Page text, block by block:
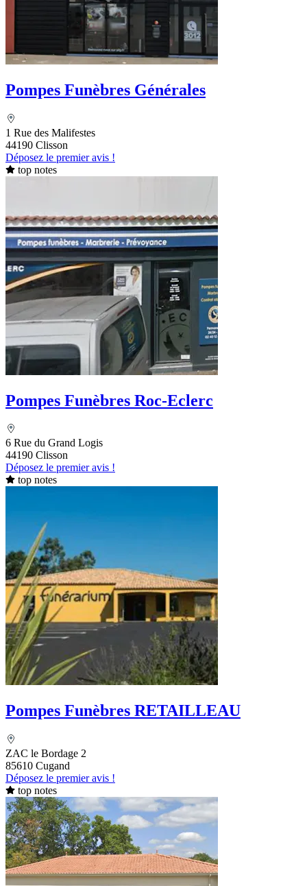
Pompes Funèbres Générales
1 Rue des Malifestes
44190 Clisson
Déposez le premier avis !
top notes
Pompes Funèbres Roc-Eclerc
6 Rue du Grand Logis
44190 Clisson
Déposez le premier avis !
top notes
Pompes Funèbres RETAILLEAU
ZAC le Bordage 2
85610 Cugand
Déposez le premier avis !
top notes